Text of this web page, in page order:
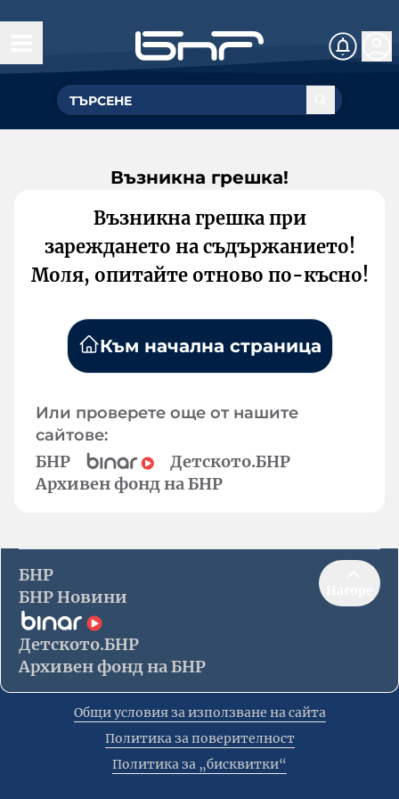
Възникна грешка!
Възникна грешка при
зареждането на съдържанието!
Моля, опитайте отново по-късно!
Към начална страница
Или проверете още от нашите
сайтове:
БНР
Детското.БНР
Архивен фонд на БНР
БНР
БНР Новини
Детското.БНР
Архивен фонд на БНР
Общи условия за използване на сайта
Политика за поверителност
Политика за „бисквитки“